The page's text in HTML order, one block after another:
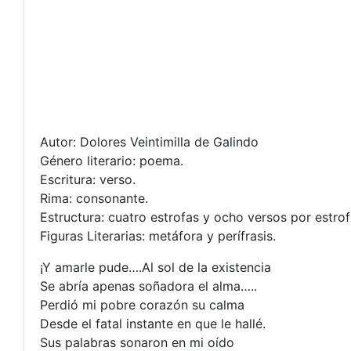
Autor: Dolores Veintimilla de Galindo
Género literario: poema.
Escritura: verso.
Rima: consonante.
Estructura: cuatro estrofas y ocho versos por
Figuras Literarias: metáfora y perífrasis.
¡Y amarle pude….Al sol de la existencia
Se abría apenas soñadora el alma…..
Perdió mi pobre corazón su calma
Desde el fatal instante en que le hallé.
Sus palabras sonaron en mi oído